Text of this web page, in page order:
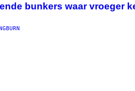
bunkers waar vroeger